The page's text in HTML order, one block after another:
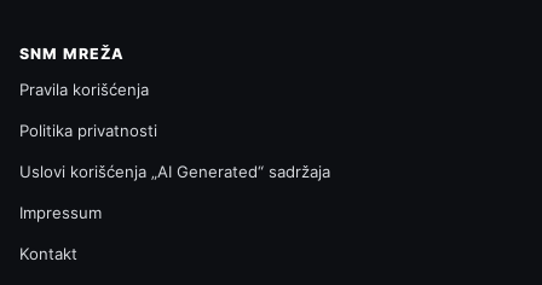
SNM MREŽA
Pravila korišćenja
Politika privatnosti
Uslovi korišćenja „AI Generated“ sadržaja
Impressum
Kontakt